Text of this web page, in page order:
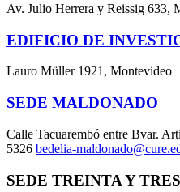
Av. Julio Herrera y Reissig 633,
EDIFICIO DE
Lauro Müller 1921, Montevideo
SEDE MALDONADO
Calle Tacuarembó entre Bvar.
5326 bedelia-
SEDE TREINTA Y TRES